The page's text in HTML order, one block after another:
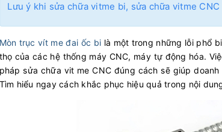
Lưu ý khi sửa chữa vitme bi, sửa chữa vitme CNC
Mòn trục vít me đai ốc bi là một trong những lỗi phổ
thọ của các hệ thống máy CNC, máy tự động hóa.
pháp sửa chữa vit me CNC đúng cách sẽ giúp
Tìm hiểu ngay cách khắc phục hiệu quả trong nội